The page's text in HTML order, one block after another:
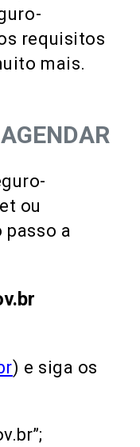
requisitos
mais.
ou
passo a
) e siga os